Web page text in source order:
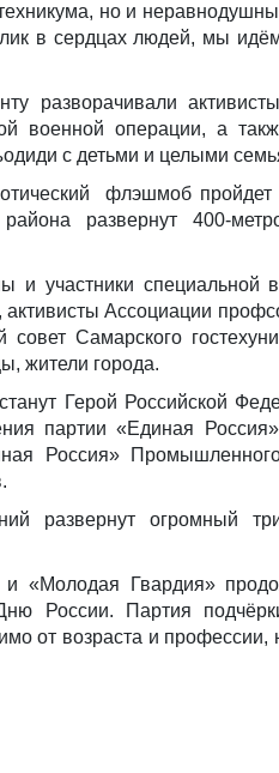
но и
в сердцах людей, мы
разворачивали
военной операции, а
с детьми и целыми
флэшмоб пройдет
развернут 400-
и участники специальной
Ассоциации
Самарского
жители города.
Герой Российской
партии «Единая
Россия»
развернут огромный
«Молодая Гвардия»
России. Партия
от возраста и профессии,